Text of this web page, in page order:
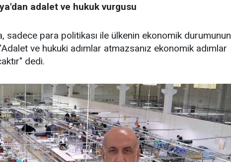
adalet ve hukuk vurgusu
sadece para politikası ile ülkenin ekonomik durumunun
ve hukuki adımlar atmazsanız ekonomik adımlar
dedi.